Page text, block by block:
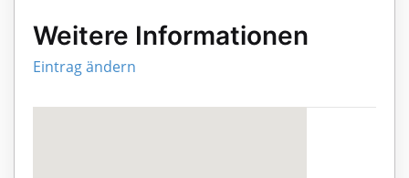
Weitere Informationen
Eintrag ändern